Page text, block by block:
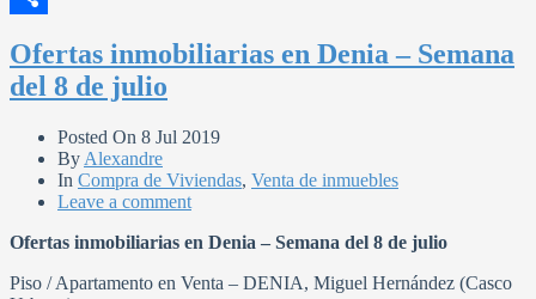
Ofertas inmobiliarias en Denia – Semana
del 8 de julio
Posted On 8 Jul 2019
By Alexandre
In Compra de Viviendas, Venta de inmuebles
Leave a comment
Ofertas inmobiliarias en Denia – Semana del 8 de julio
Piso / Apartamento en Venta – DENIA, Miguel Hernández (Casco